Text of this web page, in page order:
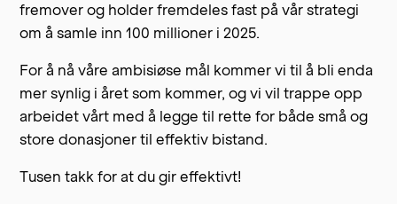
fremover og holder fremdeles fast på vår strategi
om å samle inn 100 millioner i 2025.
For å nå våre ambisiøse mål kommer vi til å bli enda
mer synlig i året som kommer, og vi vil trappe opp
arbeidet vårt med å legge til rette for både små og
store donasjoner til effektiv bistand.
Tusen takk for at du gir effektivt!